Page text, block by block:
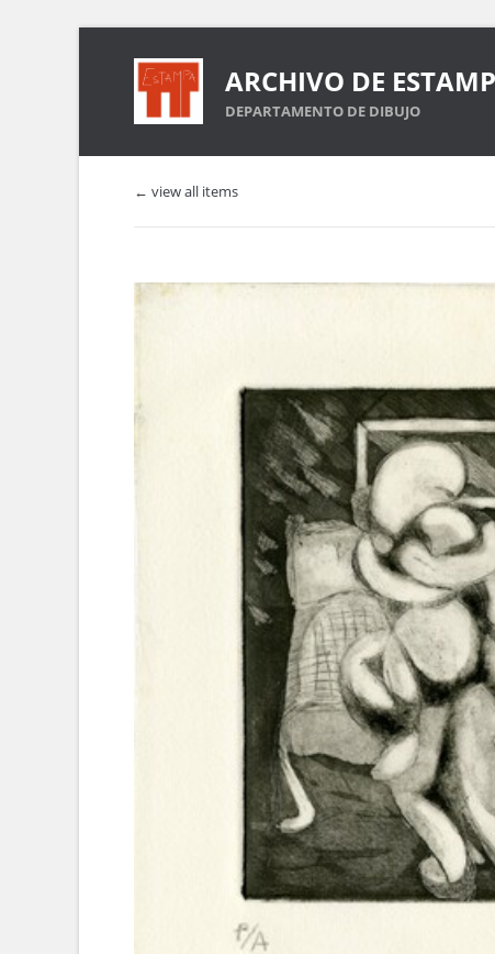
ARCHIVO DE
DEPARTAMENTO DE DIBUJO
← view all items